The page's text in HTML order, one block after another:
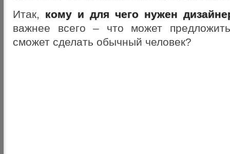
Итак, кому и для чего нужен
важнее всего – что может
сможет сделать обычный человек?